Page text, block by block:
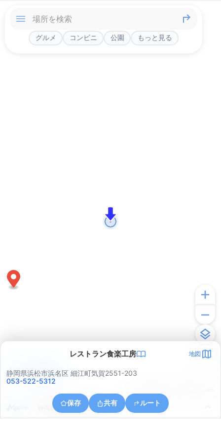
グルメ コンビニ 公園 もっと見る
レストラン食楽工房 地図
静岡県浜松市浜名区 細江町気賀2551-203
053-522-5312
保存 共有 ルート
静岡県浜松市中央区根洗町
アプリで見る